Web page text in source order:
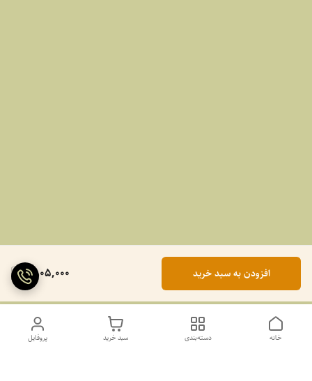
1,805,000 افزودن به سبد خرید
پروفایل سبد خرید دسته‌بندی خانه